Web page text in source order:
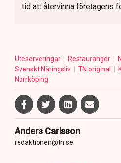
tid att återvinna företagens
Uteserveringar Restauranger
Svenskt Näringsliv
TN original
Norrköping
Anders Carlsson
redaktionen@tn.se